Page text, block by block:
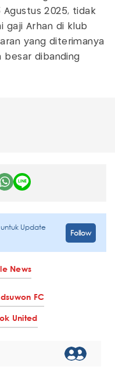
Agustus 2025, tidak
gaji Arhan di klub
yang diterimanya
besar dibanding
untuk Update
Follow
News
suwon FC
United